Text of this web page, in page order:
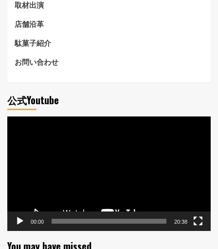
取材出演
店舗沿革
駄菓子紹介
お問い合わせ
公式Youtube
00:00 20:38